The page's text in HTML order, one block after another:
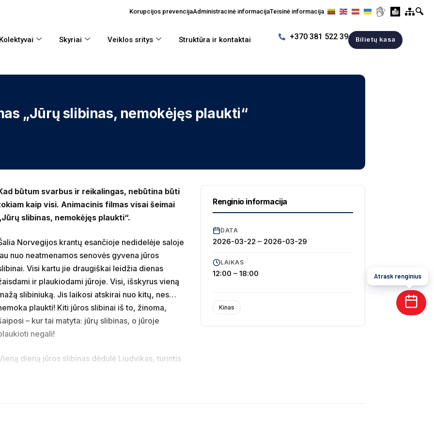
Korupcijos prevencijaAdministracinė informacijaTeisinė informacija
Kolektyvai Skyriai Veiklos sritys Struktūra ir kontaktai +370 381 522 39 Bilietų kasa
„Jūrų slibinas, nemokėjęs plaukti“
būtum svarbus ir reikalingas, nebūtina būti
kaip visi. Animacinis filmas visai šeimai
slibinas, nemokėjęs plaukti“.
Norvegijos krantų esančioje nedidelėje saloje
nuo neatmenamos senovės gyvena jūros
Visi kartu jie draugiškai leidžia dienas
ir plaukiodami jūroje. Visi, išskyrus vieną
slibiniuką. Jis laikosi atskirai nuo kitų, nes…
plaukti! Kiti jūros slibinai iš to, žinoma,
– kur tai matyta: jūrų slibinas, o jūroje
negali!
dieną jūros slibinas dėdulė Liudvikas, turintis
Renginio informacija
DATA
2026-03-22 – 2026-03-29
LAIKAS
12:00 – 18:00
Kinas
Atrask renginius